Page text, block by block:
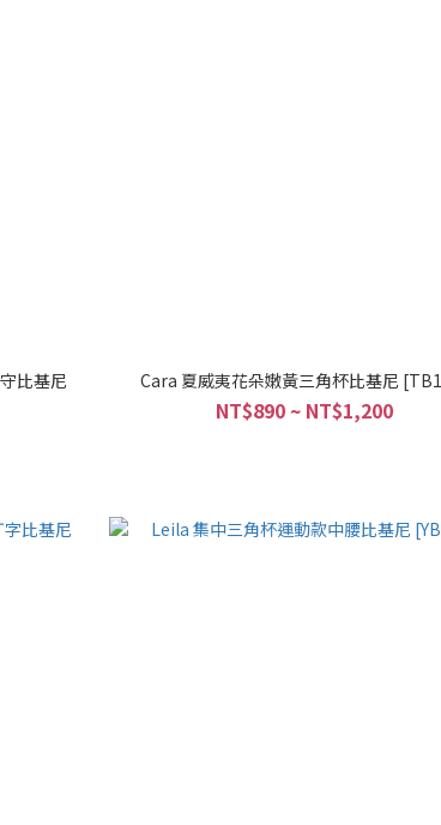
比基尼
Cara 夏威夷花朵嫩黃三角杯比基尼
NT$890 ~ NT$1,200